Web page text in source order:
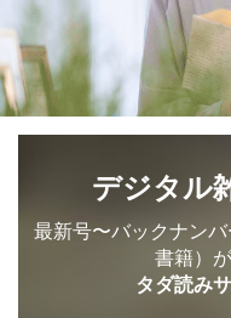
デジタル
最新号〜バックナン
書籍）
タダ読み